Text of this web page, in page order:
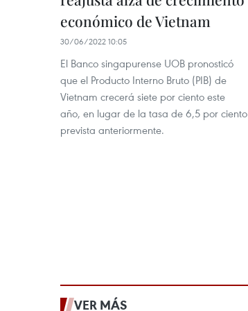
económico de Vietnam
30/06/2022 10:05
El Banco singapurense UOB pronosticó
que el Producto Interno Bruto (PIB) de
Vietnam crecerá siete por ciento este
año, en lugar de la tasa de 6,5 por ciento
prevista anteriormente.
VER MÁS